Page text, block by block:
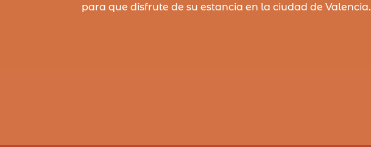
para que disfrute de su estancia en la ciudad de Valencia.